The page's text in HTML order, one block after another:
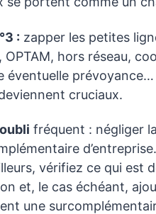
: zapper les petites
OPTAM, hors réseau,
éventuelle prévoyance…
cruciaux.
fréquent : négliger
vérifiez ce qui est
et, le cas échéant,
une